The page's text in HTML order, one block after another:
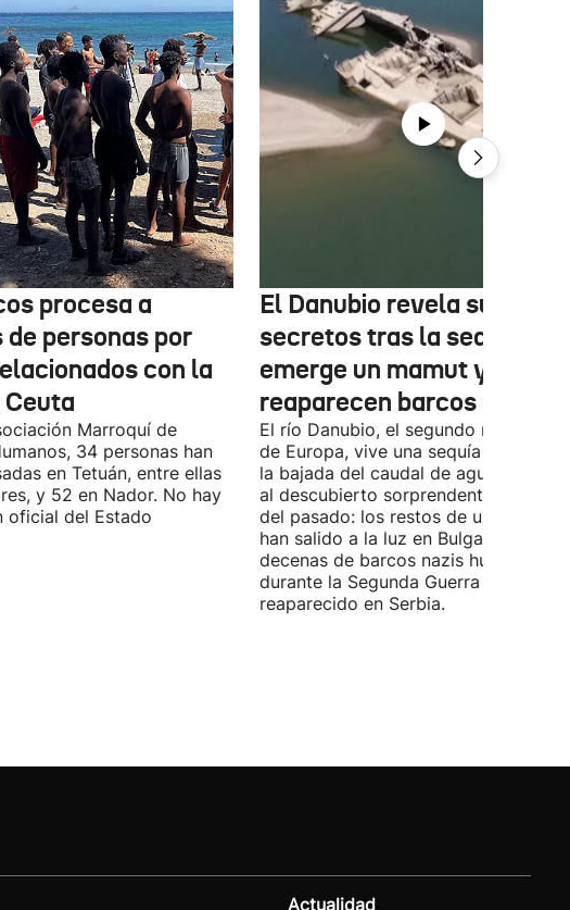
procesa a
de personas por
con la
Marroquí de
34 personas han
en Tetuán, entre ellas
y 52 en Nador. No hay
oficial del Estado
El Danubio revela sus
secretos tras la sequía:
emerge un mamut y
reaparecen barcos nazis
El río Danubio, el segundo más largo
de Europa, vive una sequía histórica
la bajada del caudal de agua ha
al descubierto sorprendentes
del pasado: los restos de un mamut
han salido a la luz en Bulgaria y
decenas de barcos nazis hundidos
durante la Segunda Guerra Mundial
reaparecido en Serbia.
Actualidad